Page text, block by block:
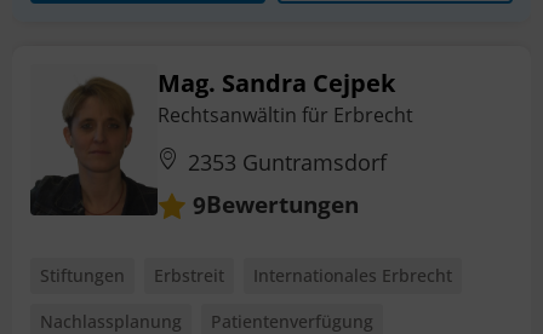
Mag. Sandra Cejpek
Rechtsanwältin für Erbrecht
2353 Guntramsdorf
9Bewertungen
Stiftungen Erbstreit
Internationales Erbrecht
Nachlassplanung
Patientenverfügung